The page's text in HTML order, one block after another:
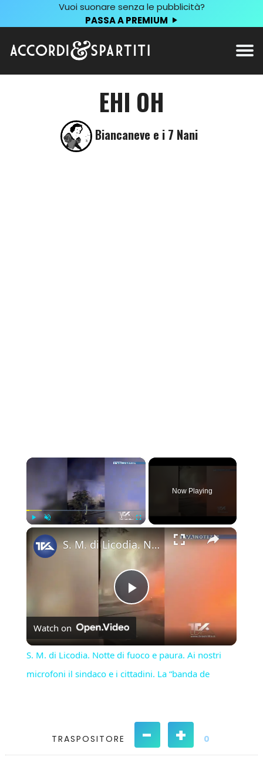
Vuoi suonare senza le pubblicità?
PASSA A PREMIUM
EHI OH
Biancaneve e i 7 Nani
×
Now Playing
×
Play
Video
S. M. di Licodia. Notte di fuoco e paura. Ai nostri microfoni il sindaco e i cittadini. La “banda de
Watch on
S. M. di Licodia. Notte di fuoco e paura. Ai nostri
microfoni il sindaco e i cittadini. La “banda de
TRASPOSITORE - + 0